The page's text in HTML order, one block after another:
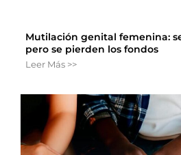
Mutilación genital femenina:
pero se pierden los fondos
Leer Más >>